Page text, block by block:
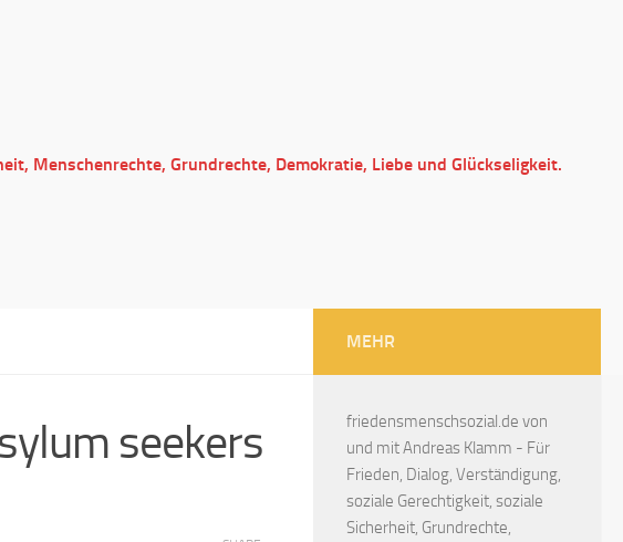
Menschenrechte, Grundrechte, Demokratie, Liebe und Glückseligkeit.
seekers
MEHR
friedensmenschsozial.de von
und mit Andreas Klamm - Für
Frieden, Dialog, Verständigung,
soziale Gerechtigkeit, soziale
Sicherheit, Grundrechte,